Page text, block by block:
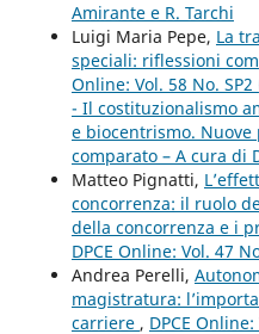
Amirante e R. Tarchi
Luigi Maria Pepe, La
speciali: riflessioni
Online: Vol. 58 No. SP2
- Il costituzionalismo
e biocentrismo.
comparato – A cura di
Matteo Pignatti,
concorrenza: il ruolo
della concorrenza e i
DPCE Online: Vol. 47
Andrea Perelli,
magistratura:
carriere , DPCE